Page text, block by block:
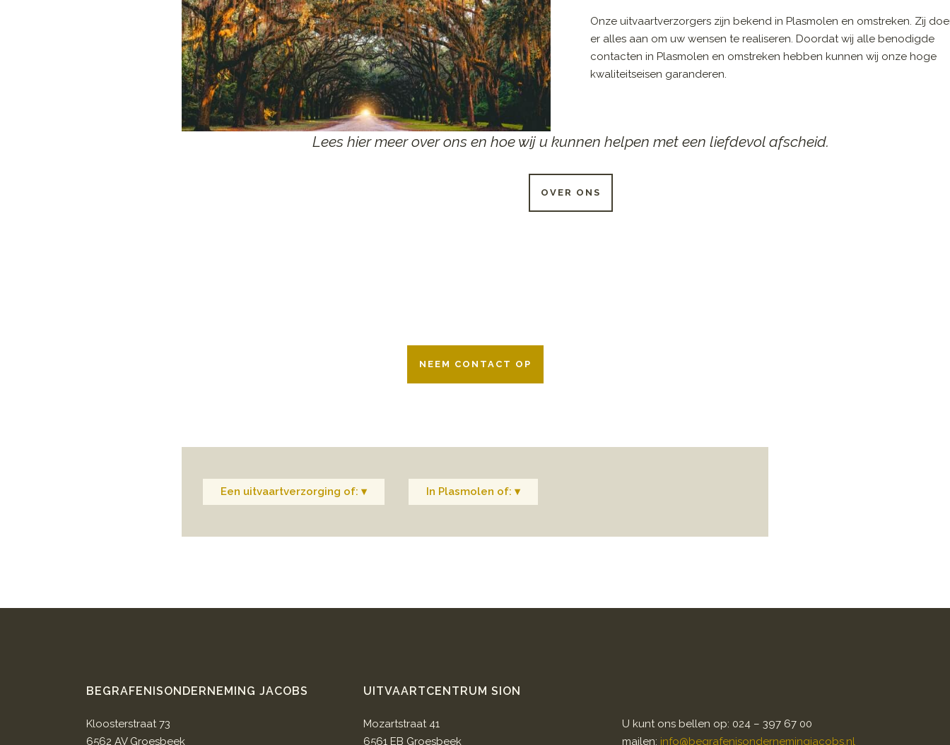
Onze uitvaartverzorgers zijn bekend in Plasmolen en omstreken. Zij
er alles aan om uw wensen te realiseren. Doordat wij alle benodigde
contacten in Plasmolen en omstreken hebben kunnen wij onze hoge
kwaliteitseisen garanderen.
Lees hier meer over ons en hoe wij u kunnen helpen met een liefdevol afscheid.
OVER ONS
NEEM CONTACT OP
Een uitvaartverzorging of: ▾ In Plasmolen of: ▾
BEGRAFENISONDERNEMING JACOBS
Kloosterstraat 73
6562 AV Groesbeek
UITVAARTCENTRUM SION
Mozartstraat 41
6561 EB Groesbeek
U kunt ons bellen op: 024 – 397 67 00
mailen: info@begrafenisondernemingjacobs.nl